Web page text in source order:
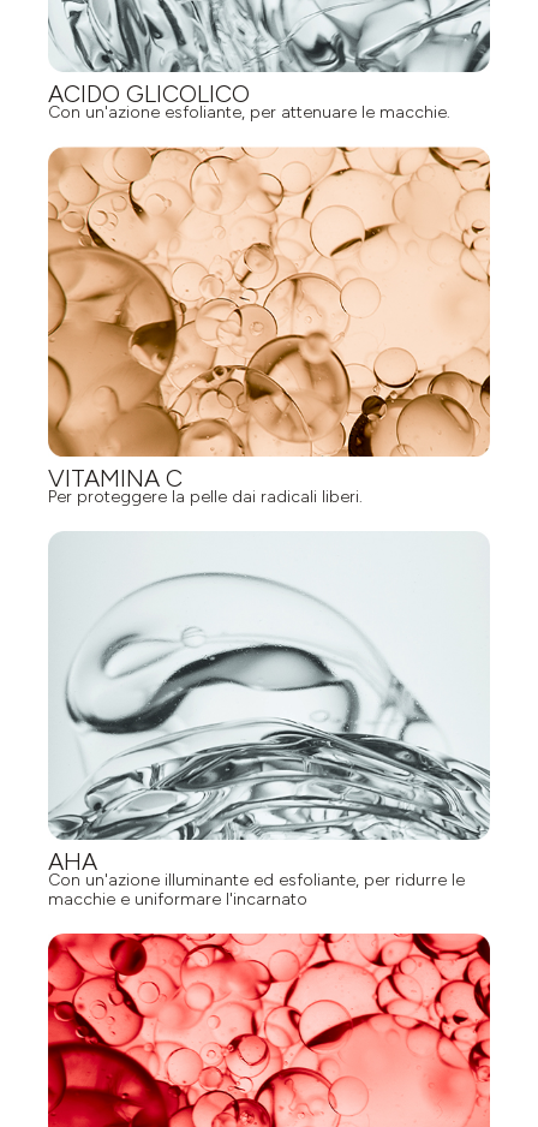
ACIDO GLICOLICO
Con un'azione esfoliante, per attenuare le macchie.
VITAMINA C
Per proteggere la pelle dai radicali liberi.
AHA
Con un'azione illuminante ed esfoliante, per ridurre le
macchie e uniformare l'incarnato